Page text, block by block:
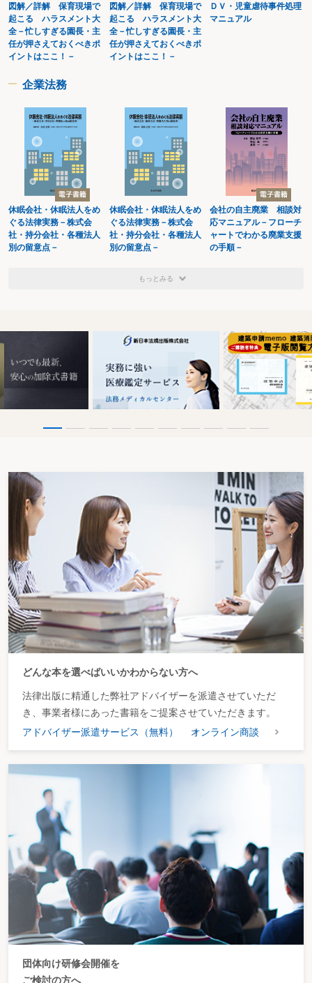
NPO法人が解散するとき
NPO法人が解散しようとするとき(事業の成功の不能による解散)
第４ 宗教法人
宗教法人
宗教法人を設立しようとするとき
宗教法人が合併しようとするとき
第５ 学校法人
学校法人
学校法人を設立しようとするとき
学校法人が寄附行為を変更しようとするとき(申請事項)
学校法人が寄附行為を変更したとき(届出事項)
学校法人が合併しようとするとき
学校法人が理事会決議等により解散しようとするとき(申請事項)
学校法人が解散するとき(届出事項)
第６ 医療法人
医療法人
医療法人を設立するとき
医療法人が他の医療法人と吸収合併をしようとするとき
医療法人が解散したとき
医療法人社団が解散しようとするとき(申請事項)
第７ 社会福祉法人
社会福祉法人
社会福祉法人を設立しようとするとき
社会福祉法人が定款を変更しようとするとき(申請事項)
社会福祉法人が定款を変更したとき(届出事項)
社会福祉連携推進法人を設立しようとするとき
社会福祉連携推進法人が定款を変更しようとするとき(申請事項)
社会福祉連携推進法人が定款を変更したとき(届出事項)
社会福祉連携推進法人が社会福祉連携推進方針を変更しようとするとき
社会福祉連携推進法人が代表理事を選定し又は解職しようとするとき(届出事
社会福祉連携推進法人が解散したとき(届出事項)
第８ 事業協同組合
事業協同組合
事業協同組合を設立しようとするとき
事業協同組合の定款を変更しようとするとき
事業協同組合が合併しようとするとき
事業協同組合が解散したとき
第９ 商工組合
商工組合
商工組合が定款を変更しようとするとき
商工組合が解散したとき
第10 消費生活協同組合
消費生活協同組合を設立しようとするとき
消費生活協同組合が吸収合併しようとするとき(申請事項)
消費生活協同組合が解散しようとするとき(申請事項)
消費生活協同組合が解散したとき(届出事項)
第11 投資事業有限責任組合
投資事業有限責任組合
投資事業有限責任組合を設立しようとするとき
投資事業有限責任組合が登記事項につき変更したとき
投資事業有限責任組合が解散したとき
第11の２ 労働者協同組合
労働者協同組合
労働者協同組合を設立しようとするとき
労働者協同組合の役員を変更したとき
労働者協同組合が解散したとき
第12 特定目的会社
特定目的会社
特定目的会社を設立しようとするとき
図解／詳解 保育現場で
起こる ハラスメント大
全－忙しすぎる園長・主
任が押さえておくべきポ
イントはここ！－
図解／詳解 保育現場で
起こる ハラスメント大
全－忙しすぎる園長・主
任が押さえておくべきポ
イントはここ！－
ＤＶ・児童虐待事件処理
マニュアル
企業法務
休眠会社・休眠法人をめ
ぐる法律実務－株式会
社・持分会社・各種法人
別の留意点－
休眠会社・休眠法人をめ
ぐる法律実務－株式会
社・持分会社・各種法人
別の留意点－
会社の自主廃業 相談対
応マニュアル－フローチ
ャートでわかる廃業支援
の手順－
もっとみる
どんな本を選べばいいかわからない方へ
法律出版に精通した弊社アドバイザーを派遣させていただ
き、事業者様にあった書籍をご提案させていただきます。
アドバイザー派遣サービス（無料）
オンライン商談
団体向け研修会開催を
ご検討の方へ